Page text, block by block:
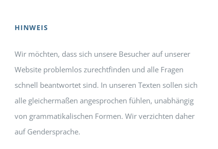
HINWEIS
Wir möchten, dass sich unsere Besucher auf unserer
Website problemlos zurechtfinden und alle Fragen
schnell beantwortet sind. In unseren Texten sollen sich
alle gleichermaßen angesprochen fühlen, unabhängig
von grammatikalischen Formen. Wir verzichten daher
auf Gendersprache.